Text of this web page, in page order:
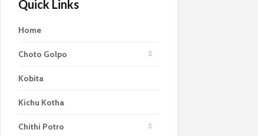
Quick Links
Home
Choto Golpo
Kobita
Kichu Kotha
Chithi Potro